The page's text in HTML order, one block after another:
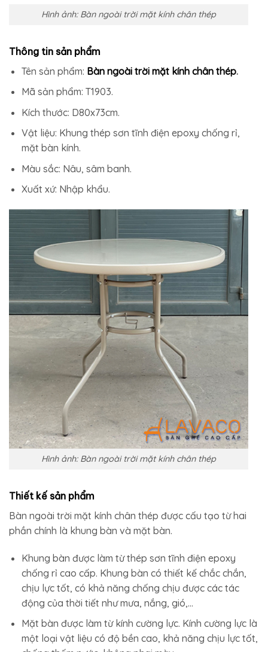
Hình ảnh: Bàn ngoài trời mặt kính chân thép
Thông tin sản phẩm
Tên sản phẩm: Bàn ngoài trời mặt kính chân thép.
Mã sản phẩm: T1903.
Kích thước: D80x73cm.
Vật liệu: Khung thép sơn tĩnh điện epoxy chống rỉ,
mặt bàn kính.
Màu sắc: Nâu, sâm banh.
Xuất xứ: Nhập khẩu.
Hình ảnh: Bàn ngoài trời mặt kính chân thép
Thiết kế sản phẩm
Bàn ngoài trời mặt kính chân thép được cấu tạo từ hai
phần chính là khung bàn và mặt bàn.
Khung bàn được làm từ thép sơn tĩnh điện epoxy
chống rỉ cao cấp. Khung bàn có thiết kế chắc chắn,
chịu lực tốt, có khả năng chống chịu được các tác
động của thời tiết như mưa, nắng, gió,…
Mặt bàn được làm từ kính cường lực. Kính cường lực là
một loại vật liệu có độ bền cao, khả năng chịu lực tốt,